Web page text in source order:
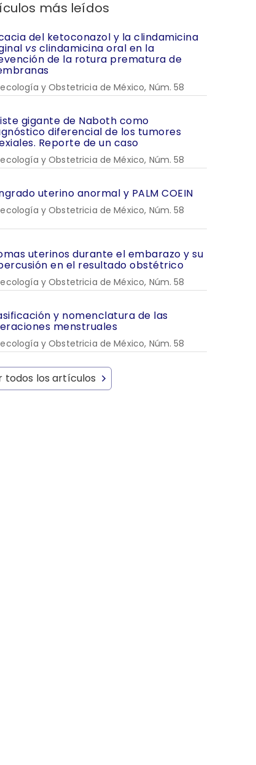
más leídos
del ketoconazol y la clindamicina
vs clindamicina oral en la
de la rotura prematura de
y Obstetricia de México, Núm. 58
gigante de Naboth como
diferencial de los tumores
Reporte de un caso
y Obstetricia de México, Núm. 58
uterino anormal y PALM COEIN
y Obstetricia de México, Núm. 58
uterinos durante el embarazo y su
en el resultado obstétrico
y Obstetricia de México, Núm. 58
y nomenclatura de las
menstruales
y Obstetricia de México, Núm. 58
todos los artículos